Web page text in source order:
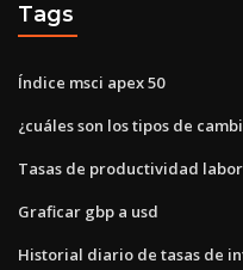
Tags
Índice msci apex 50
¿cuáles son los tipos de
Tasas de productividad
Graficar gbp a usd
Historial diario de tasas de